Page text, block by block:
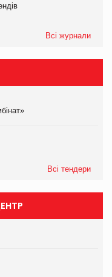
Всі журнали
Всі тендери